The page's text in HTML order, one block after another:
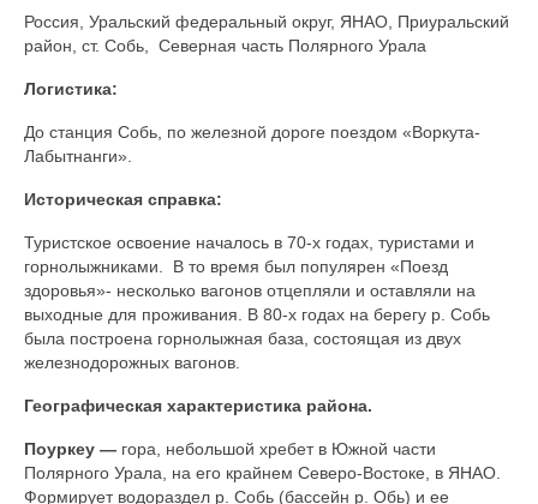
Россия, Уральский федеральный округ, ЯНАО, Приуральский
район, ст. Собь, Северная часть Полярного Урала
Логистика:
До станция Собь, по железной дороге поездом «Воркута-
Лабытнанги».
Историческая справка:
Туристское освоение началось в 70-х годах, туристами и
горнолыжниками. В то время был популярен «Поезд
здоровья»- несколько вагонов отцепляли и оставляли на
выходные для проживания. В 80-х годах на берегу р. Собь
была построена горнолыжная база, состоящая из двух
железнодорожных вагонов.
Географическая характеристика района.
Поуркеу — гора, небольшой хребет в Южной части
Полярного Урала, на его крайнем Северо-Востоке, в ЯНАО.
Формирует водораздел р. Собь (бассейн р. Обь) и ее